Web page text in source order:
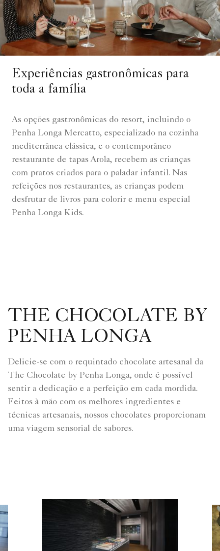
Experiências gastronômicas para
toda a família
As opções gastronômicas do resort, incluindo o
Penha Longa Mercatto, especializado na cozinha
mediterrânea clássica, e o contemporâneo
restaurante de tapas Arola, recebem as crianças
com pratos criados para o paladar infantil. Nas
refeições nos restaurantes, as crianças podem
desfrutar de livros para colorir e menu especial
Penha Longa Kids.
THE CHOCOLATE BY
PENHA LONGA
Delicie-se com o requintado chocolate artesanal da
The Chocolate by Penha Longa, onde é possível
sentir a dedicação e a perfeição em cada mordida.
Feitos à mão com os melhores ingredientes e
técnicas artesanais, nossos chocolates proporcionam
uma viagem sensorial de sabores.